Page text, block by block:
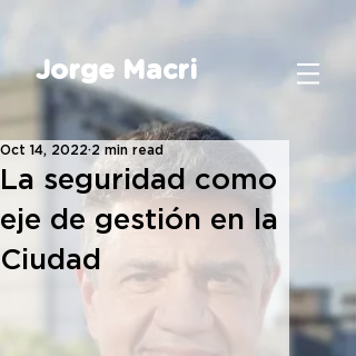
Jorge Macri
La seguridad como
eje de gestión en la
Ciudad
Oct 14, 2022 2 min read